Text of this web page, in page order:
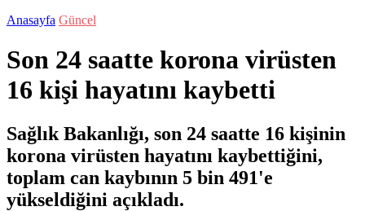
Anasayfa Güncel
Son 24 saatte korona virüsten
16 kişi hayatını kaybetti
Sağlık Bakanlığı, son 24 saatte 16 kişinin
korona virüsten hayatını kaybettiğini,
toplam can kaybının 5 bin 491'e
yükseldiğini açıkladı.